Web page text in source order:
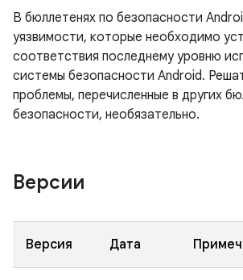
В бюллетенях по безопасности
уязвимости, которые необходимо
соответствия последнему уровню
системы безопасности Android.
проблемы, перечисленные в других
безопасности, необязательно.
Версии
Версия Дата